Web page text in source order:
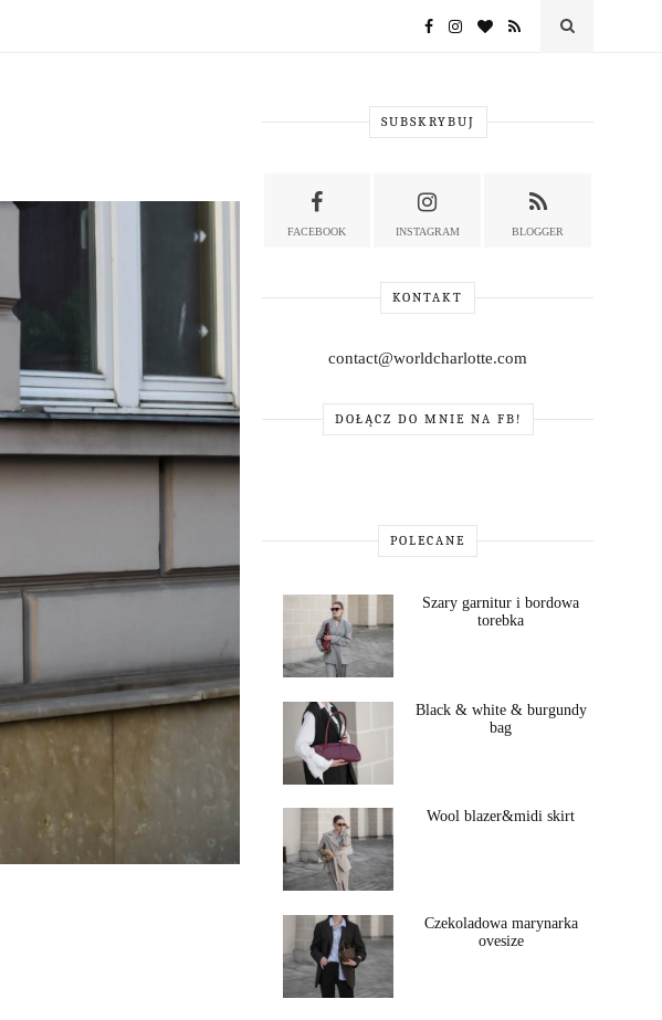
SUBSKRYBUJ
FACEBOOK INSTAGRAM BLOGGER
KONTAKT
contact@worldcharlotte.com
DOŁĄCZ DO MNIE NA FB!
POLECANE
Szary garnitur i bordowa
torebka
Black & white & burgundy
bag
Wool blazer&midi skirt
Czekoladowa marynarka
ovesize